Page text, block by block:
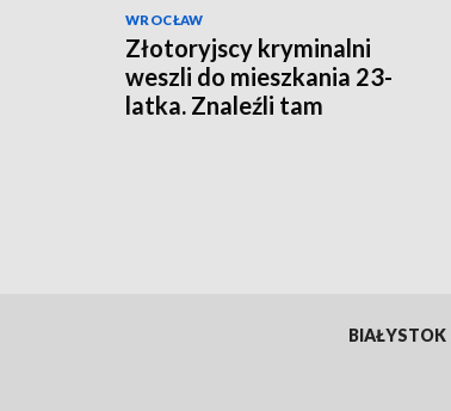
WROCŁAW
Złotoryjscy kryminalni
weszli do mieszkania 23-
latka. Znaleźli tam
BIAŁYSTOK